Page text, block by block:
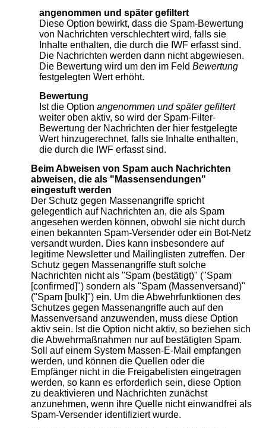
angenommen und später gefiltert
Diese Option bewirkt, dass die Spam-Bewertung
von Nachrichten verschlechtert wird, falls sie
Inhalte enthalten, die durch die IWF erfasst sind.
Die Nachrichten werden dann nicht abgewiesen.
Die Bewertung wird um den im Feld Bewertung
festgelegten Wert erhöht.
Bewertung
Ist die Option angenommen und später gefiltert
weiter oben aktiv, so wird der Spam-Filter-
Bewertung der Nachrichten der hier festgelegte
Wert hinzugerechnet, falls sie Inhalte enthalten,
die durch die IWF erfasst sind.
Beim Abweisen von Spam auch Nachrichten
abweisen, die als "Massensendungen"
eingestuft werden
Der Schutz gegen Massenangriffe spricht
gelegentlich auf Nachrichten an, die als Spam
angesehen werden können, obwohl sie nicht durch
einen bekannten Spam-Versender oder ein Bot-Netz
versandt wurden. Dies kann insbesondere auf
legitime Newsletter und Mailinglisten zutreffen. Der
Schutz gegen Massenangriffe stuft solche
Nachrichten nicht als "Spam (bestätigt)" ("Spam
[confirmed]") sondern als "Spam (Massenversand)"
("Spam [bulk]") ein. Um die Abwehrfunktionen des
Schutzes gegen Massenangriffe auch auf den
Massenversand anzuwenden, muss diese Option
aktiv sein. Ist die Option nicht aktiv, so beziehen sich
die Abwehrmaßnahmen nur auf bestätigten Spam.
Soll auf einem System Massen-E-Mail empfangen
werden, und können die Quellen oder die
Empfänger nicht in die Freigabelisten eingetragen
werden, so kann es erforderlich sein, diese Option
zu deaktivieren und Nachrichten zunächst
anzunehmen, wenn ihre Quelle nicht einwandfrei als
Spam-Versender identifiziert wurde.